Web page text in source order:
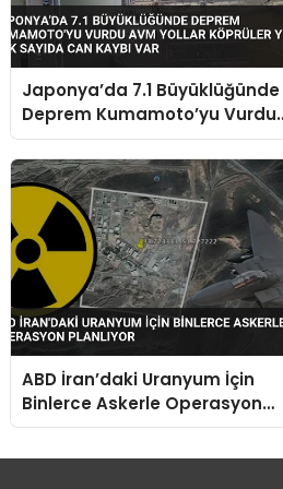
Japonya’da 7.1 Büyüklüğünde
Deprem Kumamoto’yu Vurdu
AVM Yollar Köprüler Yıkıldı
Sayıda Can Kaybı Var
ABD İran’daki Uranyum İçin
Binlerce Askerle Operasyon
Planlıyor